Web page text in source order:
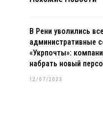
В Рени уволились
административные
«Укрпочты»:
набрать новый
12/07/2023